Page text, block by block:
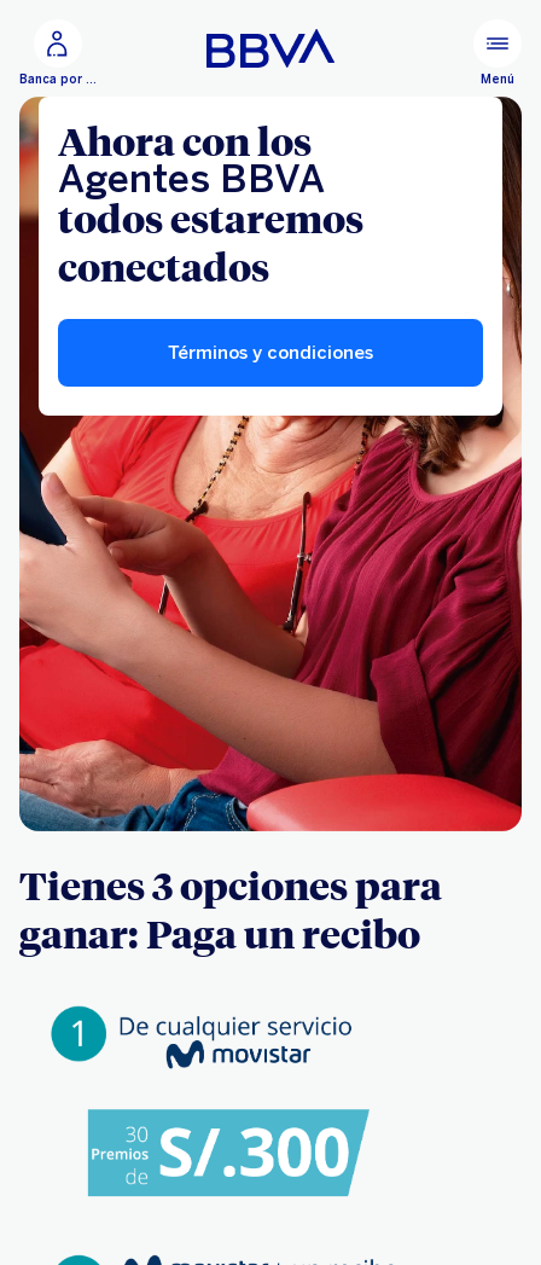
Banca por Internet Menú
Ahora con los
Agentes BBVA
todos estaremos
conectados
Términos y condiciones
Tienes 3 opciones para
ganar: Paga un recibo